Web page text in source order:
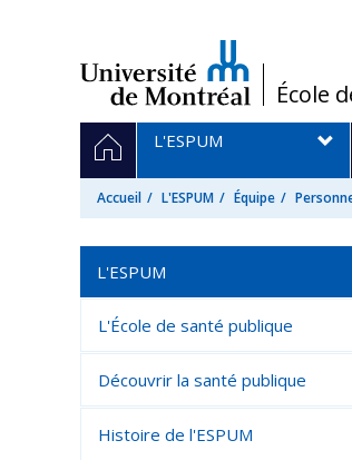
/École
Navigation
principale
ACCUEIL
L'ESPUM
Accueil L'ESPUM Équipe
L'ESPUM
L'École de santé publique
Découvrir la santé publique
Histoire de l'ESPUM